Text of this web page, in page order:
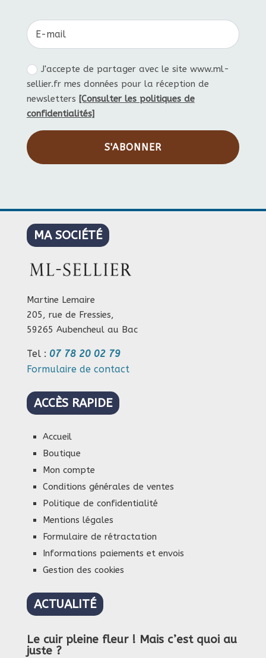
J'accepte de partager avec le site www.ml-
sellier.fr mes données pour la réception de
newsletters [Consulter les politiques de
confidentialités]
S'ABONNER
MA SOCIÉTÉ
Martine Lemaire
205, rue de Fressies,
59265 Aubencheul au Bac
Tel : 07 78 20 02 79
Formulaire de contact
ACCÈS RAPIDE
Accueil
Boutique
Mon compte
Conditions générales de ventes
Politique de confidentialité
Mentions légales
Formulaire de rétractation
Informations paiements et envois
Gestion des cookies
ACTUALITÉ
Le cuir pleine fleur ! Mais c’est quoi au
juste ?